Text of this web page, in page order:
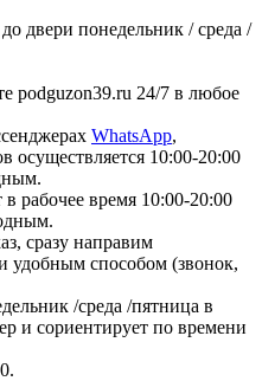
двери понедельник / среда /
podguzon39.ru 24/7 в любое
WhatsApp,
осуществляется 10:00-20:00
в рабочее время 10:00-20:00
сразу направим
удобным способом (звонок,
/среда /пятница в
и сориентирует по времени